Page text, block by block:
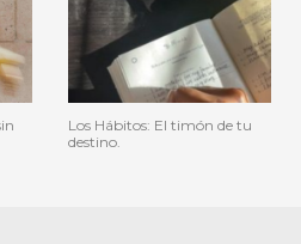
Los Hábitos: El timón de tu
destino.